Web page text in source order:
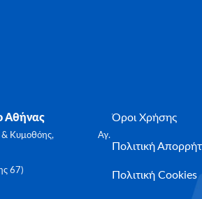
Αθήνας
261 & Κυμοθόης, Αγ.
67)
Όροι Χρήσης
Πολιτική
Πολιτική Cookies